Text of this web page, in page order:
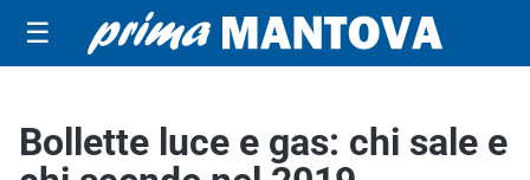
☰
Bollette luce e gas: chi sale e